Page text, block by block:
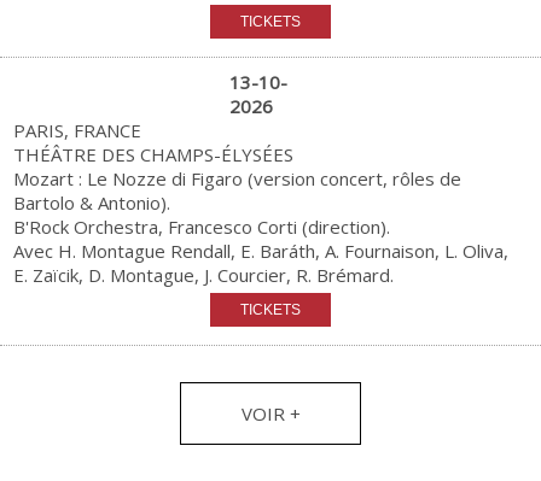
13-10-
2026
PARIS, FRANCE
THÉÂTRE DES CHAMPS-ÉLYSÉES
Mozart : Le Nozze di Figaro (version concert, rôles de
Bartolo & Antonio).
B'Rock Orchestra, Francesco Corti (direction).
Avec H. Montague Rendall, E. Baráth, A. Fournaison, L. Oliva,
E. Zaïcik, D. Montague, J. Courcier, R. Brémard.
VOIR +